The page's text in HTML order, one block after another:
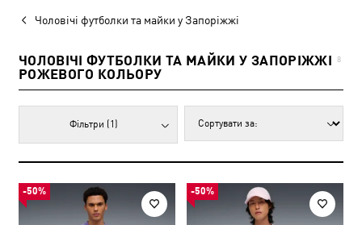
Чоловічі футболки та майки у Запоріжжі
ЧОЛОВІЧІ ФУТБОЛКИ ТА МАЙКИ У ЗАПОРІЖЖІ
РОЖЕВОГО КОЛЬОРУ
8
Фільтри (1)
-50% -50%